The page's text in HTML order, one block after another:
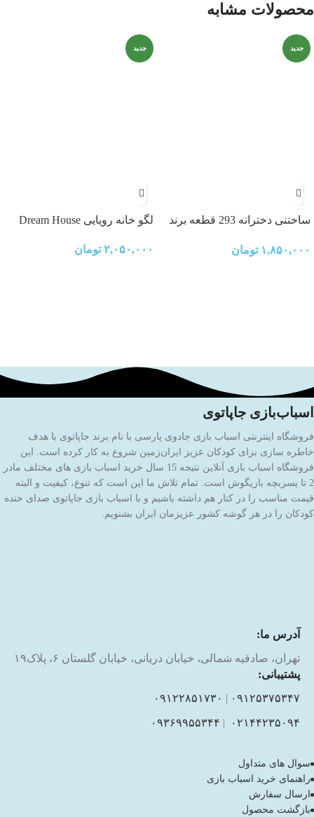
محصولات مشابه
جدید
ساختنی دخترانه 293 قطعه برند
۱,۸۵۰,۰۰۰ تومان
جدید
لگو خانه رویایی Dream House
۲,۰۵۰,۰۰۰ تومان
اسباب‌بازی جاپاتوی
فروشگاه اینترنتی اسباب بازی جادوی پارسی با نام برند جاپاتوی با هدف
خاطره سازی برای کودکان عزیز ایران‌زمین شروع به کار کرده است. این
فروشگاه اسباب بازی آنلاین نتیجه 15 سال خرید اسباب بازی های مختلف مادر
2 تا پسربچه بازیگوش است. تمام تلاش ما این است که تنوع، کیفیت و البته
قیمت مناسب را در کنار هم داشته باشیم و با اسباب بازی جاپاتوی صدای خنده
کودکان را در هر گوشه کشور عزیزمان ایران بشنویم.
آدرس ما:
تهران، صادقیه شمالی، خیابان دریانی، خیابان گلستان ۶، پلاک۱۹
پشتیبانی:
۰۹۱۲۵۳۷۵۳۴۷ | ۰۹۱۲۲۸۵۱۷۳۰
۰۲۱۴۴۲۳۵۰۹۴ | ۰۹۳۶۹۹۵۵۳۴۴
سوال های متداول
راهنمای خرید اسباب بازی
ارسال سفارش
بازگشت محصول